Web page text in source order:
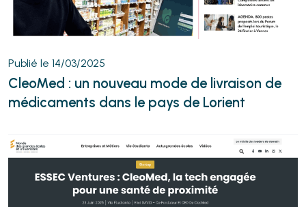
Publié le 14/03/2025
CleoMed : un nouveau mode de livraison de
médicaments dans le pays de Lorient